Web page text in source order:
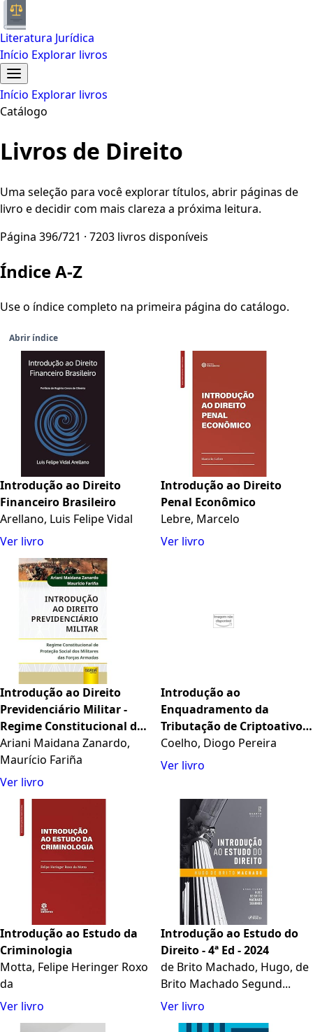
Literatura Jurídica
Início Explorar livros
Início Explorar livros
Catálogo
Livros de Direito
Uma seleção para você explorar títulos, abrir páginas de
livro e decidir com mais clareza a próxima leitura.
Página 396/721 · 7203 livros disponíveis
Índice A-Z
Use o índice completo na primeira página do catálogo.
Abrir índice
Introdução ao Direito
Financeiro Brasileiro
Arellano, Luis Felipe Vidal
Ver livro
Introdução ao Direito
Penal Econômico
Lebre, Marcelo
Ver livro
Introdução ao Direito
Previdenciário Militar -
Regime Constitucional de
Proteção Social dos
Militares das Forças
Armadas
Ariani Maidana Zanardo,
Maurício Fariña
Ver livro
Introdução ao
Enquadramento da
Tributação de Criptoativos
em Sede de IRS: Pré e Pós
Orçamento do Estado Para
Coelho, Diogo Pereira
Ver livro
Introdução ao Estudo da
Criminologia
Motta, Felipe Heringer Roxo
da
Ver livro
Introdução ao Estudo do
Direito - 4ª Ed - 2024
de Brito Machado, Hugo, de
Brito Machado Segund...
Ver livro